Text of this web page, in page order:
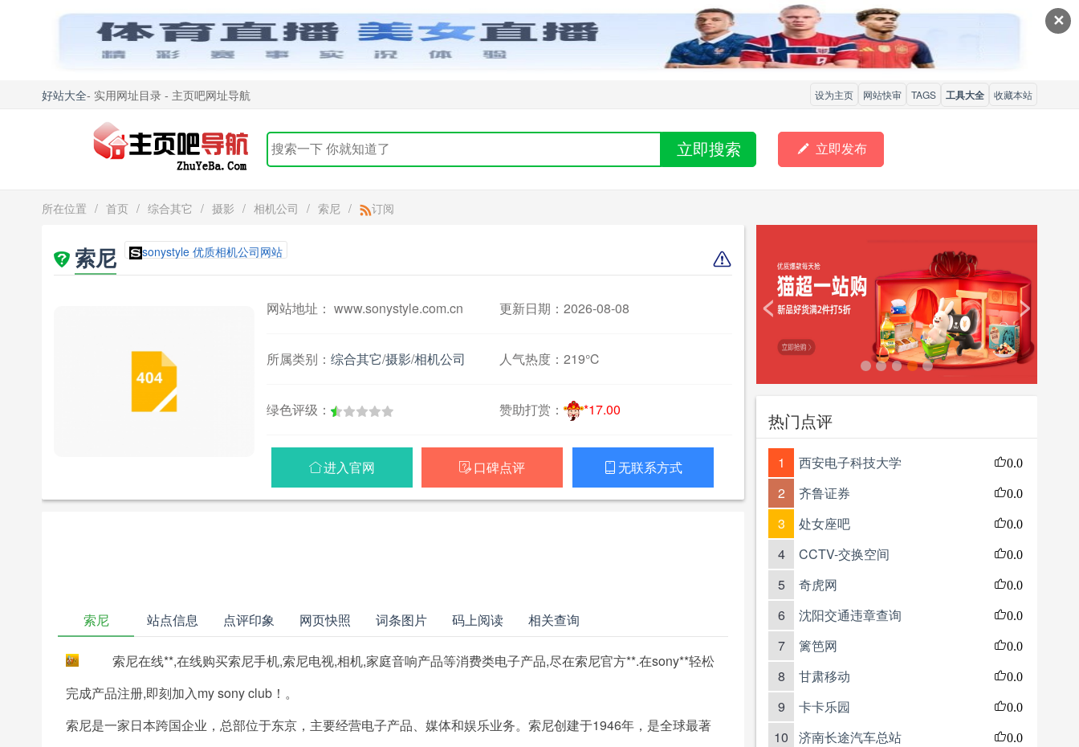
✕
好站大全- 实用网址目录 - 主页吧网址导航 设为主页 网站快审 TAGS 工具大全 收藏本站
立即搜索  立即发布
所在位置 / 首页 / 综合其它 / 摄影 / 相机公司 / 索尼 / 订阅
索尼 sonystyle 优质相机公司网站
网站地址： www.sonystyle.com.cn 更新日期：2026-08-08
所属类别： 综合其它/摄影/相机公司 人气热度： 219℃
绿色评级： 赞助打赏： *17.00
进入官网  口碑点评  无联系方式
索尼 站点信息 点评印象 网页快照 词条图片 码上阅读 相关查询
索尼在线**,在线购买索尼手机,索尼电视,相机,家庭音响产品等消费类电子产品,尽在索尼官方**.在sony**轻松
完成产品注册,即刻加入my sony club！。
索尼是一家日本跨国企业，总部位于东京，主要经营电子产品、媒体和娱乐业务。索尼创建于1946年，是全球最著
< >
热门点评
1 西安电子科技大学 0.0
2 齐鲁证券 0.0
3 处女座吧 0.0
4 CCTV-交换空间 0.0
5 奇虎网 0.0
6 沈阳交通违章查询 0.0
7 篱笆网 0.0
8 甘肃移动 0.0
9 卡卡乐园 0.0
10 济南长途汽车总站 0.0